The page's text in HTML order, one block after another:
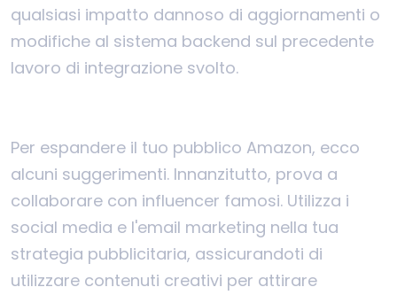
qualsiasi impatto dannoso di aggiornamenti o
modifiche al sistema backend sul precedente
lavoro di integrazione svolto.
Per espandere il tuo pubblico Amazon, ecco
alcuni suggerimenti. Innanzitutto, prova a
collaborare con influencer famosi. Utilizza i
social media e l'email marketing nella tua
strategia pubblicitaria, assicurandoti di
utilizzare contenuti creativi per attirare